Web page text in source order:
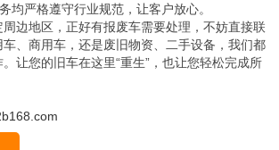
均严格遵守行业规范，让客户放心。
边地区，正好有报废车需要处理，不妨直接联
、商用车，还是废旧物资、二手设备，我们都
让您的旧车在这里“重生”，也让您轻松完成所